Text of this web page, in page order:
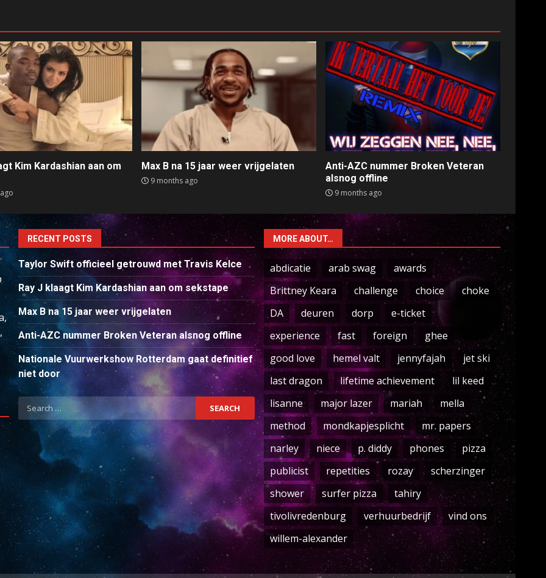
Kim Kardashian aan om
Max B na 15 jaar weer vrijgelaten
9 months ago
Anti-AZC nummer Broken Veteran
alsnog offline
9 months ago
RECENT POSTS
Taylor Swift officieel getrouwd met Travis Kelce
Ray J klaagt Kim Kardashian aan om sekstape
Max B na 15 jaar weer vrijgelaten
Anti-AZC nummer Broken Veteran alsnog offline
Nationale Vuurwerkshow Rotterdam gaat definitief
niet door
Search
for:
MORE ABOUT…
abdicatie arab swag
awards
Brittney Keara
challenge choice
choke
DA
deuren dorp
e-ticket
experience
fast foreign
ghee
good love
hemel valt jennyfajah
jet ski
last dragon
lifetime achievement
lil keed
lisanne
major lazer mariah
mella
method
mondkapjesplicht
mr. papers
narley
niece p. diddy phones
pizza
publicist
repetities rozay
scherzinger
shower
surfer pizza
tahiry
tivolivredenburg
verhuurbedrijf
vind ons
willem-alexander